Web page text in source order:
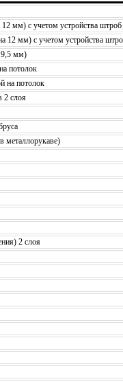
мм) с учетом устройства штроб
мм) с учетом устройства
9,5 мм)
потолок
на потолок
2 слоя
металлорукаве)
2 слоя